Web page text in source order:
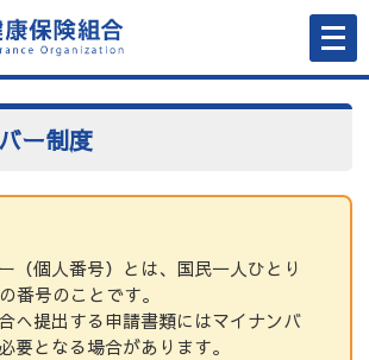
メ
ニ
ュ
ー
開
ー制度
（個人番号）とは、国民一人ひとり
番号のことです。
へ提出する申請書類にはマイナンバ
要となる場合があります。